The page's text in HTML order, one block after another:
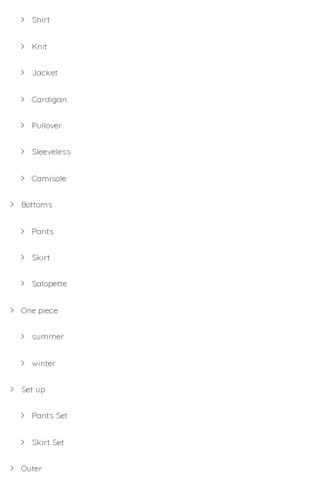
Shirt
Knit
Jacket
Cardigan
Pullover
Sleeveless
Camisole
Bottoms
Pants
Skirt
Salopette
One piece
summer
winter
Set up
Pants Set
Skirt Set
Outer